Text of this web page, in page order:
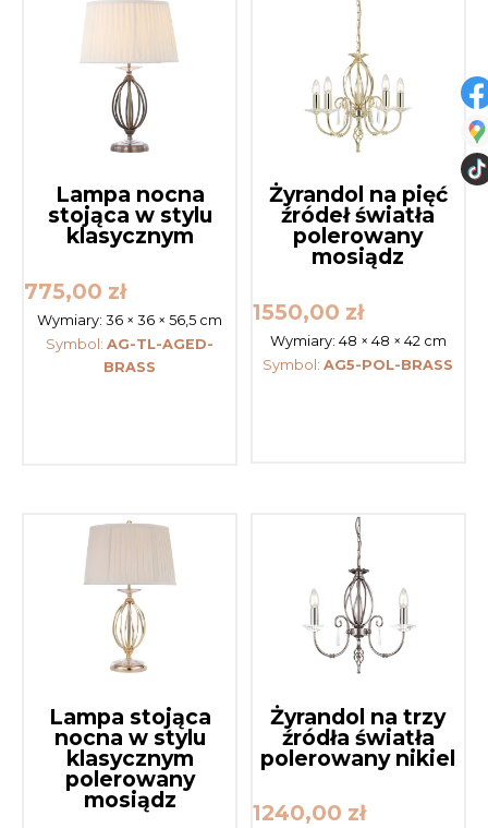
Lampa nocna
stojąca w stylu
klasycznym
775,00 zł
Wymiary:36 × 36 × 56,5 cm
Symbol:AG-TL-AGED-
BRASS
Żyrandol na pięć
źródeł światła
polerowany
mosiądz
1550,00 zł
Wymiary: 48 × 48 × 42 cm
Symbol:AG5-POL-BRASS
Lampa stojąca
nocna w stylu
klasycznym
polerowany
mosiądz
Żyrandol na trzy
źródła światła
polerowany nikiel
1240,00 zł